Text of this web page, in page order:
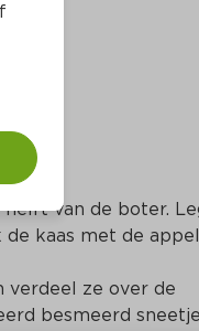
helft van de boter.
kaas met de
verdeel ze over de
besmeerd